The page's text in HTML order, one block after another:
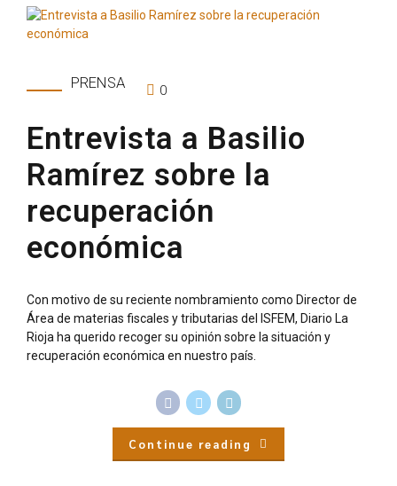
PRENSA 0
Entrevista a Basilio
Ramírez sobre la
recuperación
económica
Con motivo de su reciente nombramiento como Director de
Área de materias fiscales y tributarias del ISFEM, Diario La
Rioja ha querido recoger su opinión sobre la situación y
recuperación económica en nuestro país.
Continue reading